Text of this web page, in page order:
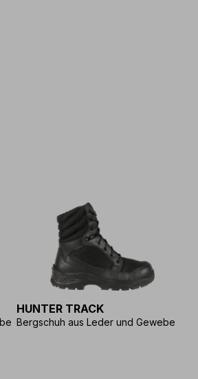
HUNTER TRACK
Bergschuh aus Leder und Gewebe